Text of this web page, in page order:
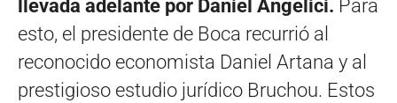
llevada adelante por Daniel Angelici. Para
esto, el presidente de Boca recurrió al
reconocido economista Daniel Artana y al
prestigioso estudio jurídico Bruchou. Estos